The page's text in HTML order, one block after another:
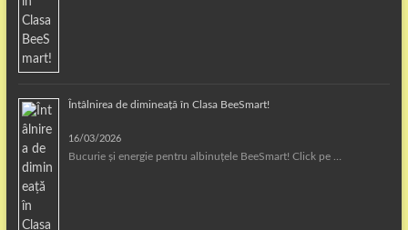
Întâlnirea de dimineață în Clasa BeeSmart!
16/03/2026
Bucurie și energie pentru albinuțele BeeSmart! Click pe …